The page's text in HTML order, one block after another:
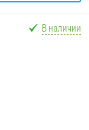
В наличии